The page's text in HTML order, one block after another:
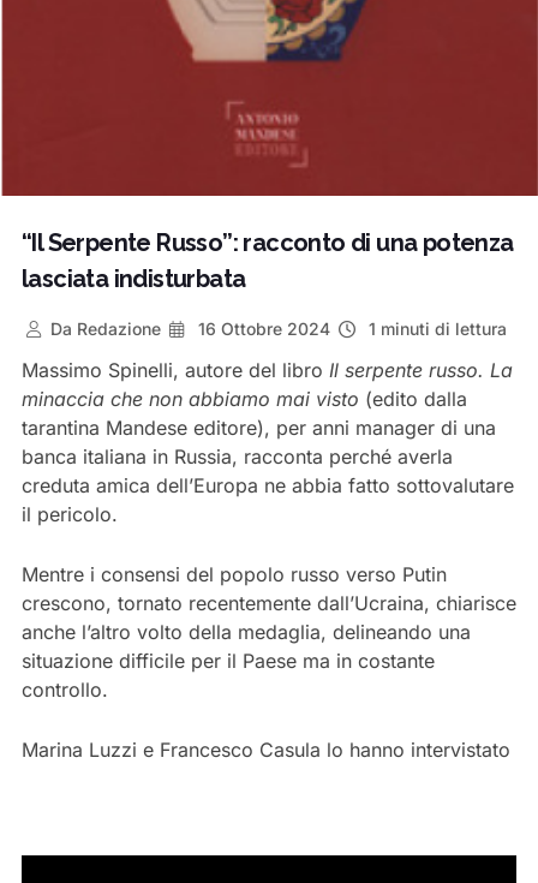
“Il Serpente Russo”: racconto di una potenza
lasciata indisturbata
Da Redazione 16 Ottobre 2024 1 minuti di lettura
Massimo Spinelli, autore del libro Il serpente russo. La
minaccia che non abbiamo mai visto (edito dalla
tarantina Mandese editore), per anni manager di una
banca italiana in Russia, racconta perché averla
creduta amica dell’Europa ne abbia fatto sottovalutare
il pericolo.
Mentre i consensi del popolo russo verso Putin
crescono, tornato recentemente dall’Ucraina, chiarisce
anche l’altro volto della medaglia, delineando una
situazione difficile per il Paese ma in costante
controllo.
Marina Luzzi e Francesco Casula lo hanno intervistato